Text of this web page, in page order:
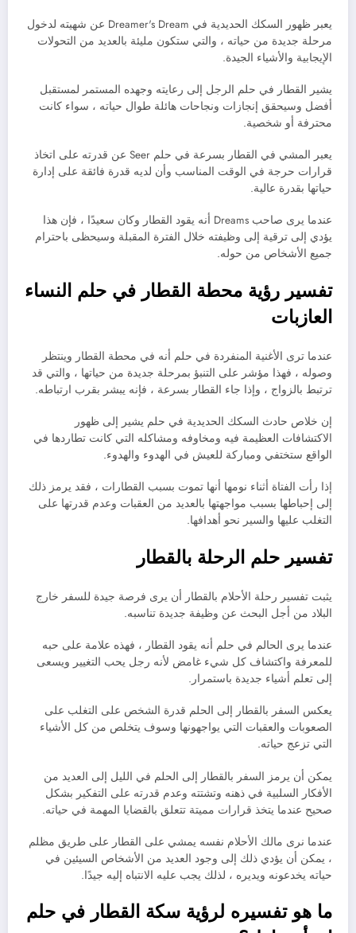
يعبر ظهور السكك الحديدية في Dreamer's Dream عن شهيته لدخول
مرحلة جديدة من حياته ، والتي ستكون مليئة بالعديد من التحولات
الإيجابية والأشياء الجيدة.
يشير القطار في حلم الرجل إلى رعايته وجهده المستمر لمستقبل
أفضل وسيحقق إنجازات ونجاحات هائلة طوال حياته ، سواء كانت
محترفة أو شخصية.
يعبر المشي في القطار بسرعة في حلم Seer عن قدرته على اتخاذ
قرارات حرجة في الوقت المناسب وأن لديه قدرة فائقة على إدارة
حياتها بقدرة عالية.
عندما يرى صاحب Dreams أنه يقود القطار وكان سعيدًا ، فإن هذا
يؤدي إلى ترقية إلى وظيفته خلال الفترة المقبلة وسيحظى باحترام
جميع الأشخاص من حوله.
تفسير رؤية محطة القطار في حلم النساء
العازبات
عندما ترى الأغنية المنفردة في حلم أنه في محطة القطار وينتظر
وصوله ، فهذا مؤشر على التنبؤ بمرحلة جديدة من حياتها ، والتي قد
ترتبط بالزواج ، وإذا جاء القطار بسرعة ، فإنه يبشر بقرب ارتباطه.
إن خلاص حادث السكك الحديدية في حلم يشير إلى ظهور
الاكتشافات العظيمة فيه ومخاوفه ومشاكله التي كانت تطاردها في
الواقع ستختفي ومباركة للعيش في الهدوء والهدوء.
إذا رأت الفتاة أثناء نومها أنها تموت بسبب القطارات ، فقد يرمز ذلك
إلى إحباطها بسبب مواجهتها بالعديد من العقبات وعدم قدرتها على
التغلب عليها والسير نحو أهدافها.
تفسير حلم الرحلة بالقطار
يثبت تفسير رحلة الأحلام بالقطار أن يرى فرصة جيدة للسفر خارج
البلاد من أجل البحث عن وظيفة جديدة تناسبه.
عندما يرى الحالم في حلم أنه يقود القطار ، فهذه علامة على حبه
للمعرفة واكتشاف كل شيء غامض لأنه رجل يحب التغيير ويسعى
إلى تعلم أشياء جديدة باستمرار.
يعكس السفر بالقطار إلى الحلم قدرة الشخص على التغلب على
الصعوبات والعقبات التي يواجهونها وسوف يتخلص من كل الأشياء
التي تزعج حياته.
يمكن أن يرمز السفر بالقطار إلى الحلم في الليل إلى العديد من
الأفكار السلبية في ذهنه وتشتته وعدم قدرته على التفكير بشكل
صحيح عندما يتخذ قرارات مميتة تتعلق بالقضايا المهمة في حياته.
عندما نرى مالك الأحلام نفسه يمشي على القطار على طريق مظلم
، يمكن أن يؤدي ذلك إلى وجود العديد من الأشخاص السيئين في
حياته يخدعونه ويديره ، لذلك يجب عليه الانتباه إليه جيدًا.
ما هو تفسيره لرؤية سكة القطار في حلم